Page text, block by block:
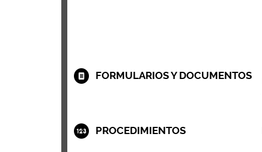
FORMULARIOS Y DOCUMENTOS
PROCEDIMIENTOS